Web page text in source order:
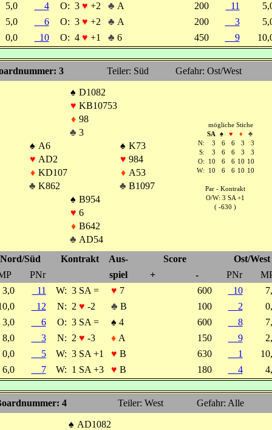
5,0
4 O: 3 ♥ +2 ♣ A 200 11
5,0
6 O: 3 ♥ +2 ♣ A 200 3
0,0
10 O: 4 ♥ +1 ♣ 6 450 9
3 Teiler: Süd Gefahr: Ost/West
♠ D1082
♥ KB10753
♦ 98
♣ 3
♠ A6 ♠ K73
♥ AD2 ♥ 984
♦ KD107 ♦ A53
♣ K862 ♣ B1097
♠ B954
♥ 6
♦ B642
♣ AD54
mögliche Stiche
SA
♠ ♥ ♦
♣
N:
3 6 6 3
3
S:
3 6 6 3
3
O:
10 6 6 10 10
W:
10 6 6 10 10
Par - Kontrakt
O/W: 3 SA +1
( -630 )
Nord/Süd Kontrakt Aus- Score
Ost/West
PNr spiel + - PNr
3,0
11 W: 3 SA = ♥ 7 600 10
12 N: 2 ♥ -2 ♣ B 100 2
3,0
6 O: 3 SA = ♠ 4 600 8
8,0
3 N: 2 ♥ -3 ♦A 150 9
0,0
5 W: 3 SA +1 ♥ B 630 1
6,0
7 W: 1 SA +3 ♥ B 180 4
4 Teiler: West Gefahr: Alle
♠ AD1082